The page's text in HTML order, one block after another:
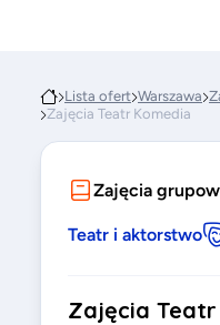
Lista ofert Warszawa
Zajęcia Teatr Komedia
Zajęcia
Teatr i aktorstwo
Zajęcia